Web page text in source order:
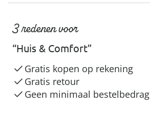
3 redenen voor
“Huis & Comfort”
Gratis kopen op rekening
Gratis retour
Geen minimaal bestelbedrag